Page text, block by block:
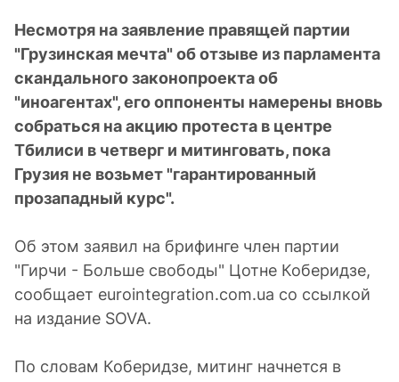
Несмотря на заявление правящей партии
"Грузинская мечта" об отзыве из парламента
скандального законопроекта об
"иноагентах", его оппоненты намерены вновь
собраться на акцию протеста в центре
Тбилиси в четверг и митинговать, пока
Грузия не возьмет "гарантированный
прозападный курс".
Об этом заявил на брифинге член партии
"Гирчи - Больше свободы" Цотне Коберидзе,
сообщает eurointegration.com.ua со ссылкой
на издание SOVA.
По словам Коберидзе, митинг начнется в